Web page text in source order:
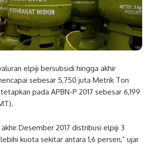
elpiji bersubsidi hingga akhir
sebesar 5,750 juta Metrik Ton
pada APBN-P 2017 sebesar 6,199
Desember 2017 distribusi elpiji 3
kuota sekitar antara 1,6 persen,” ujar